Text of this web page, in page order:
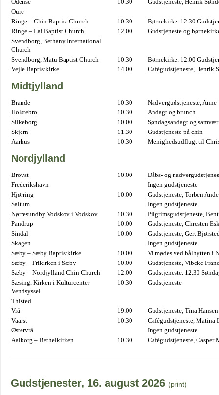
Odense 10.30
Gudstjeneste, Henrik
Oure
Ringe – Chin Baptist Church
10.30
Børnekirke. 12.30
Ringe – Lai Baptist Church
12.00
Gudstjeneste og
Svendborg, Bethany International
Church
Svendborg, Matu Baptist Church
10.30
Børnekirke. 12.00
Vejle Baptistkirke
14.00 Cafégudstjeneste, Henrik
Midtjylland
Brande 10.30
Nadvergudstjeneste,
Holstebro
10.30
Andagt og brunch
Silkeborg
10.00
Søndagsandagt og samvær
Skjern
11.30
Gudstjeneste på chin
Aarhus
10.30 Menighedsudflugt til
Nordjylland
Brovst 10.00
Dåbs- og
Frederikshavn
Ingen gudstjeneste
Hjørring
10.00
Gudstjeneste, Torben
Saltum
Ingen gudstjeneste
Nørresundby|Vodskov i Vodskov
10.30
Pilgrimsgudstjeneste,
Pandrup
10.00
Gudstjeneste, Chresten
Sindal
10.00
Gudstjeneste, Gert
Skagen
Ingen gudstjeneste
Sæby – Sæby Baptistkirke
10.00
Vi mødes ved bålhytten i
Sæby – Frikirken i Sæby
10.00
Gudstjeneste, Vibeke
Sæby – Nordjylland Chin Church
12.00
Gudstjeneste. 12.30
Sæsing, Kirken i Kulturcenter
Vendsyssel
10.30 Gudstjeneste
Thisted
Vrå
19.00
Gudstjeneste, Tina Hansen
Vaarst
10.30
Cafégudstjeneste, Matina
Østervrå
Ingen gudstjeneste
Aalborg – Bethelkirken
10.30 Cafégudstjeneste, Casper
Gudstjenester, 16. august 2026 (print)